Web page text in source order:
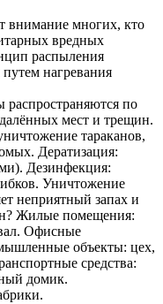
внимание многих, кто
вредных
распыления
путем нагревания
по
мест и трещин.
тараканов,
Дератизация:
Дезинфекция:
Уничтожение
неприятный запах и
Жилые помещения:
Офисные
объекты: цех,
средства:
домик.